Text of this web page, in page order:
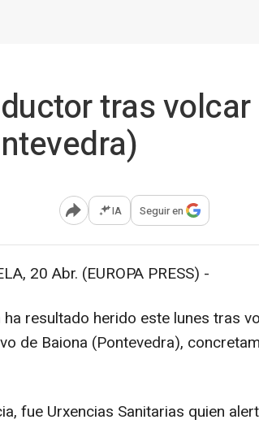
tras
Abrir opciones para compartir
IA Seguir en
20 Abr. (EUROPA PRESS) -
resultado herido este lunes tras
de Baiona (Pontevedra),
fue Urxencias Sanitarias quien